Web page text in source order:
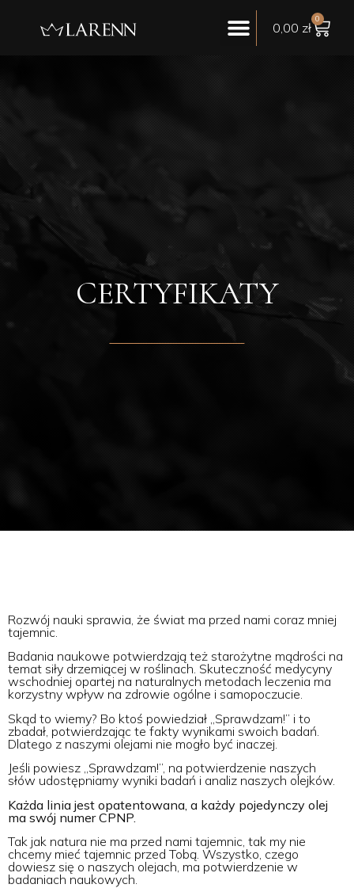
0,00 zł
0
CERTYFIKATY
Rozwój nauki sprawia, że świat ma przed nami coraz mniej
tajemnic.
Badania naukowe potwierdzają też starożytne mądrości na
temat siły drzemiącej w roślinach. Skuteczność medycyny
wschodniej opartej na naturalnych metodach leczenia ma
korzystny wpływ na zdrowie ogólne i samopoczucie.
Skąd to wiemy? Bo ktoś powiedział „Sprawdzam!” i to
zbadał, potwierdzając te fakty wynikami swoich badań.
Dlatego z naszymi olejami nie mogło być inaczej.
Jeśli powiesz „Sprawdzam!”, na potwierdzenie naszych
słów udostępniamy wyniki badań i analiz naszych olejków.
Każda linia jest opatentowana, a każdy pojedynczy olej
ma swój numer CPNP.
Tak jak natura nie ma przed nami tajemnic, tak my nie
chcemy mieć tajemnic przed Tobą. Wszystko, czego
dowiesz się o naszych olejach, ma potwierdzenie w
badaniach naukowych.